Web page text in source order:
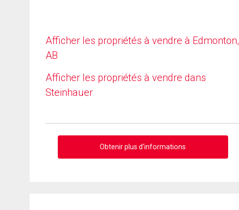
Afficher les propriétés à vendre à Edmonton,
AB
Afficher les propriétés à vendre dans
Steinhauer
Obtenir plus d'informations